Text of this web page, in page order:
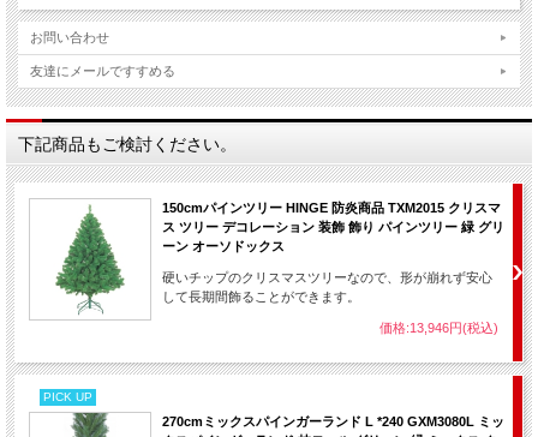
お問い合わせ
友達にメールですすめる
下記商品もご検討ください。
150cmパインツリー HINGE 防炎商品 TXM2015 クリスマ
ス ツリー デコレーション 装飾 飾り パインツリー 緑 グリ
ーン オーソドックス
硬いチップのクリスマスツリーなので、形が崩れず安心
して長期間飾ることができます。
価格:13,946円(税込)
PICK UP
270cmミックスパインガーランド L *240 GXM3080L ミッ